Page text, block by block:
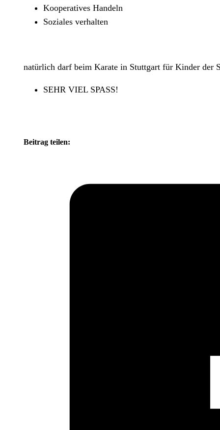
Kooperatives Handeln
Soziales verhalten
natürlich darf beim Karate in Stuttgart für Kinder der
SEHR VIEL SPASS!
Beitrag teilen: